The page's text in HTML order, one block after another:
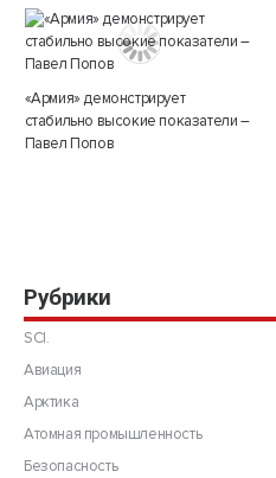
«Армия» демонстрирует
стабильно высокие показатели –
Павел Попов
Рубрики
SCI.
Авиация
Арктика
Атомная промышленность
Безопасность